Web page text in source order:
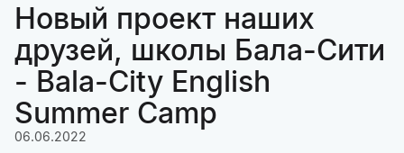
Новый проект наших
друзей, школы Бала-Сити
- Bala-City English
Summer Camp
06.06.2022